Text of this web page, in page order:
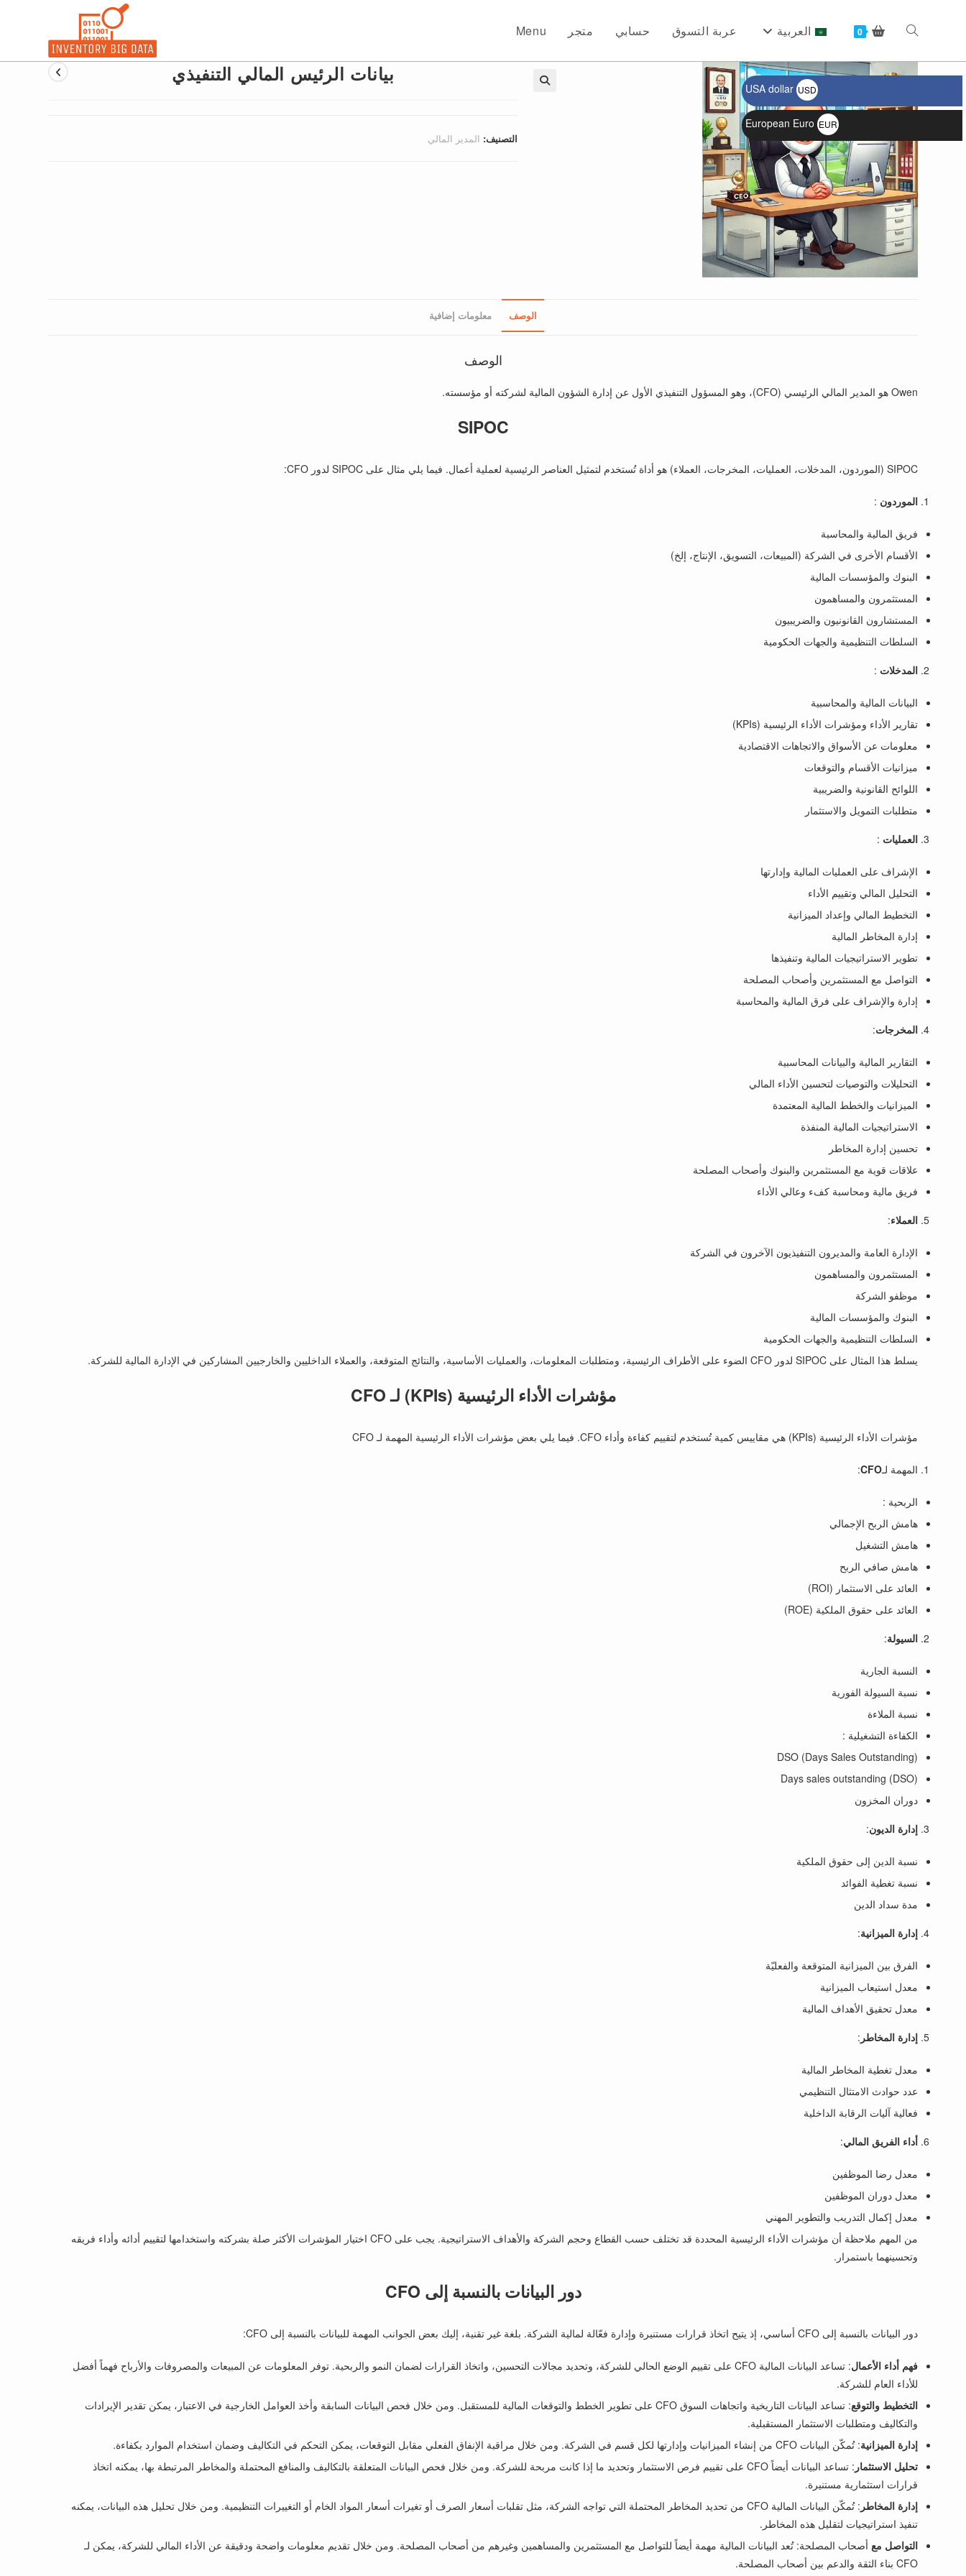
Menu متجر حسابي عربة التسوق العربية 0 Toggle
search
بيانات الرئيس المالي التنفيذي
التصنيف: المدير المالي
الوصف معلومات إضافية
الوصف
Owen هو المدير المالي الرئيسي (CFO)، وهو المسؤول التنفيذي الأول عن إدارة الشؤون المالية لشركته أو مؤسسته.
SIPOC
SIPOC (الموردون، المدخلات، العمليات، المخرجات، العملاء) هو أداة تُستخدم لتمثيل العناصر الرئيسية لعملية أعمال. فيما يلي مثال على SIPOC لدور CFO:
الموردون :
فريق المالية والمحاسبة
الأقسام الأخرى في الشركة (المبيعات، التسويق، الإنتاج، إلخ)
البنوك والمؤسسات المالية
المستثمرون والمساهمون
المستشارون القانونيون والضريبيون
السلطات التنظيمية والجهات الحكومية
المدخلات :
البيانات المالية والمحاسبية
تقارير الأداء ومؤشرات الأداء الرئيسية (KPIs)
معلومات عن الأسواق والاتجاهات الاقتصادية
ميزانيات الأقسام والتوقعات
اللوائح القانونية والضريبية
متطلبات التمويل والاستثمار
العمليات :
الإشراف على العمليات المالية وإدارتها
التحليل المالي وتقييم الأداء
التخطيط المالي وإعداد الميزانية
إدارة المخاطر المالية
تطوير الاستراتيجيات المالية وتنفيذها
التواصل مع المستثمرين وأصحاب المصلحة
إدارة والإشراف على فرق المالية والمحاسبة
المخرجات:
التقارير المالية والبيانات المحاسبية
التحليلات والتوصيات لتحسين الأداء المالي
الميزانيات والخطط المالية المعتمدة
الاستراتيجيات المالية المنفذة
تحسين إدارة المخاطر
علاقات قوية مع المستثمرين والبنوك وأصحاب المصلحة
فريق مالية ومحاسبة كفء وعالي الأداء
العملاء:
الإدارة العامة والمديرون التنفيذيون الآخرون في الشركة
المستثمرون والمساهمون
موظفو الشركة
البنوك والمؤسسات المالية
السلطات التنظيمية والجهات الحكومية
يسلط هذا المثال على SIPOC لدور CFO الضوء على الأطراف الرئيسية، ومتطلبات المعلومات، والعمليات الأساسية، والنتائج المتوقعة، والعملاء الداخليين والخارجيين المشاركين في الإدارة المالية للشركة.
مؤشرات الأداء الرئيسية (KPIs) لـ CFO
مؤشرات الأداء الرئيسية (KPIs) هي مقاييس كمية تُستخدم لتقييم كفاءة وأداء CFO. فيما يلي بعض مؤشرات الأداء الرئيسية المهمة لـ CFO
المهمة لـCFO
:
الربحية :
هامش الربح الإجمالي
هامش التشغيل
هامش صافي الربح
العائد على الاستثمار (ROI)
العائد على حقوق الملكية (ROE)
السيولة:
النسبة الجارية
نسبة السيولة الفورية
نسبة الملاءة
الكفاءة التشغيلية :
DSO (Days Sales Outstanding)
Days sales outstanding (DSO)
دوران المخزون
إدارة الديون:
نسبة الدين إلى حقوق الملكية
نسبة تغطية الفوائد
مدة سداد الدين
إدارة الميزانية:
الفرق بين الميزانية المتوقعة والفعليّة
معدل استيعاب الميزانية
معدل تحقيق الأهداف المالية
إدارة المخاطر :
معدل تغطية المخاطر المالية
عدد حوادث الامتثال التنظيمي
فعالية آليات الرقابة الداخلية
أداء الفريق المالي:
معدل رضا الموظفين
معدل دوران الموظفين
معدل إكمال التدريب والتطوير المهني
من المهم ملاحظة أن مؤشرات الأداء الرئيسية المحددة قد تختلف حسب القطاع وحجم الشركة والأهداف الاستراتيجية. يجب على CFO اختيار المؤشرات الأكثر صلة بشركته واستخدامها لتقييم أدائه وأداء فريقه
وتحسينهما باستمرار.
دور البيانات بالنسبة إلى CFO
دور البيانات بالنسبة إلى CFO أساسي، إذ يتيح اتخاذ قرارات مستنيرة وإدارة فعّالة لمالية الشركة. بلغة غير تقنية، إليك بعض الجوانب المهمة للبيانات بالنسبة إلى CFO:
فهم أداء الأعمال
: تساعد البيانات المالية CFO على تقييم الوضع الحالي للشركة، وتحديد مجالات التحسين، واتخاذ القرارات لضمان النمو والربحية. توفر المعلومات عن المبيعات والمصروفات والأرباح فهماً أفضل
للأداء العام للشركة.
التخطيط والتوقع
: تساعد البيانات التاريخية واتجاهات السوق CFO على تطوير الخطط والتوقعات المالية للمستقبل. ومن خلال فحص البيانات السابقة وأخذ العوامل الخارجية في الاعتبار، يمكن تقدير الإيرادات
والتكاليف ومتطلبات الاستثمار المستقبلية.
إدارة الميزانية: تُمكّن البيانات CFO من إنشاء الميزانيات وإدارتها لكل قسم في الشركة. ومن خلال مراقبة الإنفاق الفعلي مقابل التوقعات، يمكن التحكم في التكاليف وضمان استخدام الموارد بكفاءة.
تحليل الاستثمار
: تساعد البيانات أيضاً CFO على تقييم فرص الاستثمار وتحديد ما إذا كانت مربحة للشركة. ومن خلال فحص البيانات المتعلقة بالتكاليف والمنافع المحتملة والمخاطر المرتبطة بها، يمكنه اتخاذ
قرارات استثمارية مستنيرة.
إدارة المخاطر
: تُمكّن البيانات المالية CFO من تحديد المخاطر المحتملة التي تواجه الشركة، مثل تقلبات أسعار الصرف أو تغيرات أسعار المواد الخام أو التغييرات التنظيمية. ومن خلال تحليل هذه البيانات، يمكنه
تنفيذ استراتيجيات لتقليل هذه المخاطر.
التواصل مع أصحاب المصلحة: تُعد البيانات المالية مهمة أيضاً للتواصل مع المستثمرين والمساهمين وغيرهم من أصحاب المصلحة. ومن خلال تقديم معلومات واضحة ودقيقة عن الأداء المالي للشركة، يمكن لـ
CFO بناء الثقة والدعم بين أصحاب المصلحة.
USD
$
EUR
€